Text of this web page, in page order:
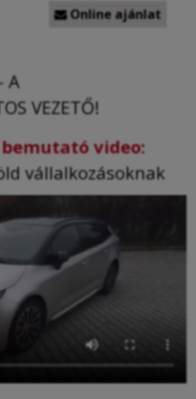
Online ajánlat
A
VEZETŐ!
video:
vállalkozásoknak